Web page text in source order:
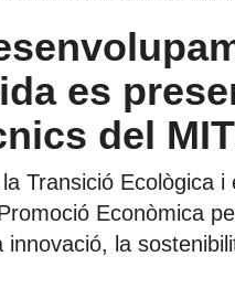
es
del
Transició Ecològica i
Econòmica
la